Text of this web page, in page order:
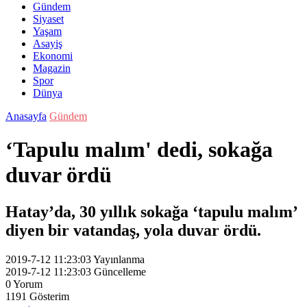
Gündem
Siyaset
Yaşam
Asayiş
Ekonomi
Magazin
Spor
Dünya
Anasayfa Gündem
‘Tapulu malım' dedi, sokağa
duvar ördü
Hatay’da, 30 yıllık sokağa ‘tapulu malım’
diyen bir vatandaş, yola duvar ördü.
2019-7-12 11:23:03Yayınlanma
2019-7-12 11:23:03 Güncelleme
0Yorum
1191 Gösterim